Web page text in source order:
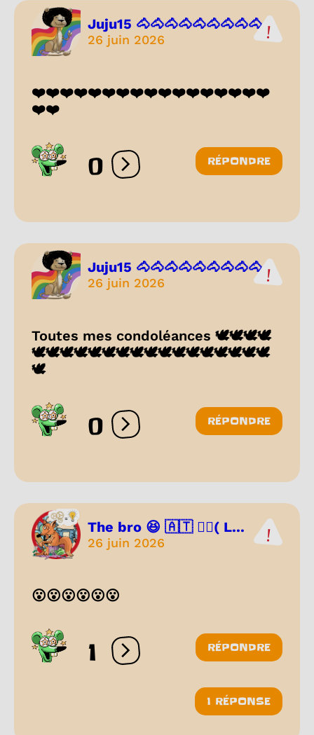
Juju15 🐴🐴🐴🐴🐴🐴🐴🐴🐴...
26 juin 2026
❤️❤️❤️❤️❤️❤️❤️❤️❤️❤️❤️❤️❤️❤️❤️❤️❤️
❤️❤️
0 Ouvrir les réactions
RÉPONDRE
Juju15 🐴🐴🐴🐴🐴🐴🐴🐴🐴...
26 juin 2026
Toutes mes condoléances 🕊️🕊️🕊️🕊️
🕊️🕊️🕊️🕊️🕊️🕊️🕊️🕊️🕊️🕊️🕊️🕊️🕊️🕊️🕊️🕊️🕊️
🕊️
0 Ouvrir les réactions
RÉPONDRE
The bro 😆 🇦🇹 🏳️‍🌈( L...
26 juin 2026
😮😮😮😮😮😮
1 Ouvrir les réactions
RÉPONDRE
1 RÉPONSE